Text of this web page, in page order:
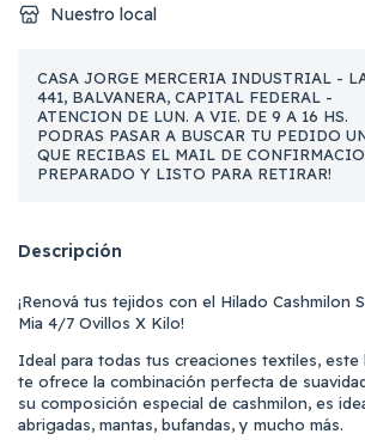
Nuestro local
CASA JORGE MERCERIA INDUSTRIAL -
441, BALVANERA, CAPITAL FEDERAL -
ATENCION DE LUN. A VIE. DE 9 A 16 HS.
PODRAS PASAR A BUSCAR TU PEDIDO
QUE RECIBAS EL MAIL DE
PREPARADO Y LISTO PARA RETIRAR!
Descripción
¡Renová tus tejidos con el Hilado Cashmilon
Mia 4/7 Ovillos X Kilo!
Ideal para todas tus creaciones textiles, este
te ofrece la combinación perfecta de
su composición especial de cashmilon, es
abrigadas, mantas, bufandas, y mucho más.